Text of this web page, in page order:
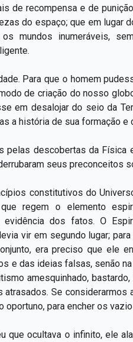
de recompensa e de
do espaço; que em lugar
mundos inumeráveis,
Para que o homem
de criação do nosso
em desalojar do seio da
a história de sua formação
pelas descobertas da Física
seus preconceitos
constitutivos do
regem o elemento
evidência dos fatos. O
vir em segundo lugar;
era preciso que ele
e das ideias falsas, senão
amesquinhado,
Se considerarmos
para encher os
que ocultava o infinito, ele